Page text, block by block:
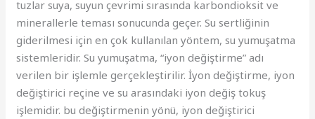
tuzlar suya, suyun çevrimi sırasında karbondioksit ve
minerallerle teması sonucunda geçer. Su sertliğinin
giderilmesi için en çok kullanılan yöntem, su yumuşatma
sistemleridir. Su yumuşatma, “iyon değiştirme” adı
verilen bir işlemle gerçekleştirilir. İyon değiştirme, iyon
değiştirici reçine ve su arasındaki iyon değiş tokuş
işlemidir. bu değiştirmenin yönü, iyon değiştirici